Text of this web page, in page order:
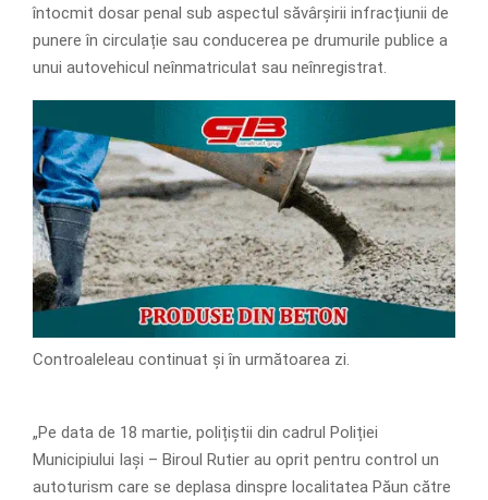
întocmit dosar penal sub aspectul săvârșirii infracțiunii de
punere în circulație sau conducerea pe drumurile publice a
unui autovehicul neînmatriculat sau neînregistrat.
Controaleleau continuat și în următoarea zi.
„Pe data de 18 martie, polițiștii din cadrul Poliției
Municipiului Iași – Biroul Rutier au oprit pentru control un
autoturism care se deplasa dinspre localitatea Păun către